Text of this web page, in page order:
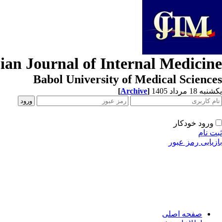
Journal of Internal Medicine
Babol University of Medical Sciences
یکشنبه 18 مرداد 1405 [Archive]
ورود خودکار
ثبت نام
بازیابی رمز عبور
صفحه اصلی